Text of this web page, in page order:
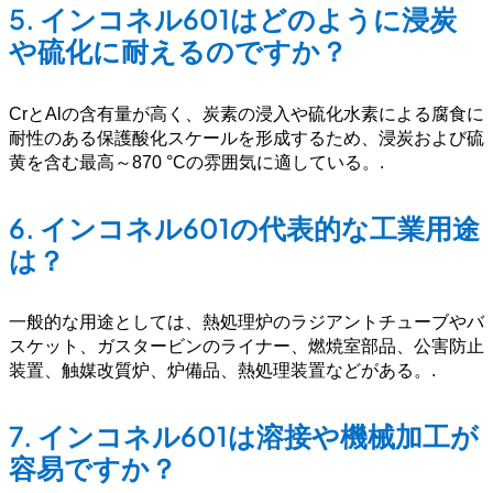
5. インコネル601はどのように浸炭
や硫化に耐えるのですか？
CrとAlの含有量が高く、炭素の浸入や硫化水素による腐食に
耐性のある保護酸化スケールを形成するため、浸炭および硫
黄を含む最高～870 °Cの雰囲気に適している。 .
6. インコネル601の代表的な工業用途
は？
一般的な用途としては、熱処理炉のラジアントチューブやバ
スケット、ガスタービンのライナー、燃焼室部品、公害防止
装置、触媒改質炉、炉備品、熱処理装置などがある。 .
7. インコネル601は溶接や機械加工が
容易ですか？